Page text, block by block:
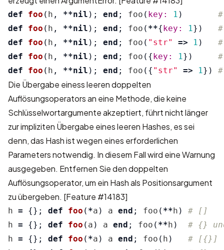
def foo ( h , **nil ); end ; foo ( key: 1 )
def
foo ( h , **nil ); end ; foo ( **{ key: 1})
def
foo ( h , **nil ); end ; foo ( "str" => 1 )
def
foo ( h , **nil ); end ; foo ({ key: 1})
def
foo ( h , **nil ); end ; foo ({ "str" => 1})
Die Übergabe einess leeren doppelten
Auflösungsoperators an eine Methode, die keine
Schlüsselwortargumente akzeptiert, führt nicht länger
zur impliziten Übergabe eines leeren Hashes, es sei
denn, das Hash ist wegen eines erforderlichen
Parameters notwendig. In diesem Fall wird eine Warnung
ausgegeben. Entfernen Sie den doppelten
Auflösungsoperator, um ein Hash als Positionsargument
zu übergeben. [Feature #14183]
h = {}; def foo ( *a ) a end ; foo ( ** h )
# []
h = {}; def foo ( a ) a end ; foo ( ** h )
# {}
h = {}; def foo ( *a ) a end ; foo ( h )
# [{}]